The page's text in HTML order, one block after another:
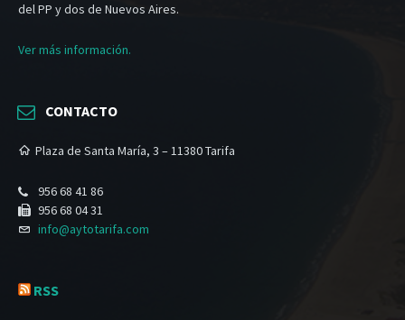
del PP y dos de Nuevos Aires.
Ver más información.
CONTACTO
Plaza de Santa María, 3 – 11380 Tarifa
956 68 41 86
956 68 04 31
info@aytotarifa.com
RSS